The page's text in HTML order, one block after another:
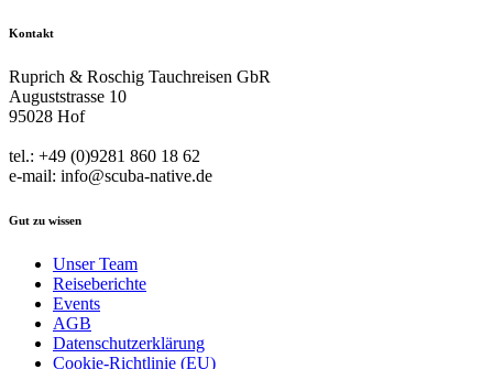
Kontakt
Ruprich & Roschig Tauchreisen GbR
Auguststrasse 10
95028 Hof
tel.: +49 (0)9281 860 18 62
e-mail: info@scuba-native.de
Gut zu wissen
Unser Team
Reiseberichte
Events
AGB
Datenschutzerklärung
Cookie-Richtlinie (EU)